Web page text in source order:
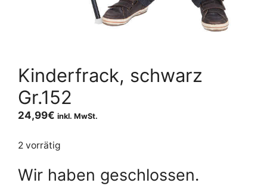
Kinderfrack, schwarz
Gr.152
24,99€ inkl. MwSt.
2 vorrätig
Wir haben geschlossen.